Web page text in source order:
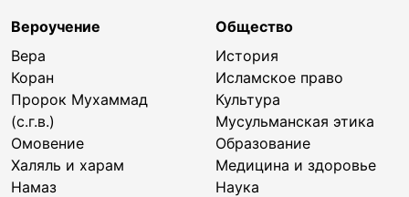
Вероучение
Вера
Коран
Пророк Мухаммад
(с.г.в.)
Омовение
Халяль и харам
Намаз
Общество
История
Исламское право
Культура
Мусульманская этика
Образование
Медицина и здоровье
Наука